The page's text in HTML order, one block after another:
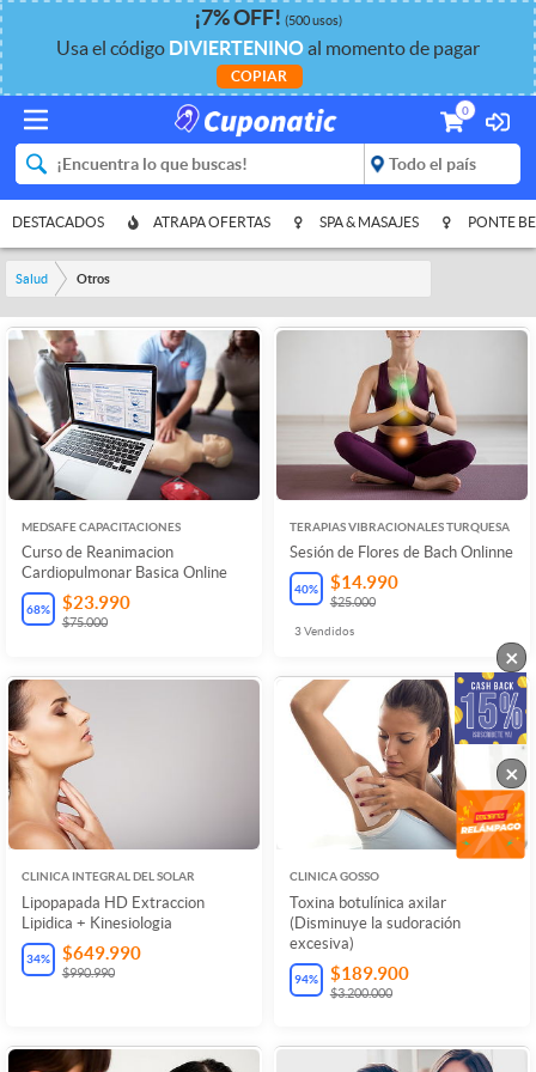
¡7%OFF! (500 usos)
Usa el código DIVIERTENINOal momento de pagar
COPIAR
0
DESTACADOS ATRAPA OFERTAS SPA & MASAJES PONTE
Salud Otros
MEDSAFE CAPACITACIONES
Curso de Reanimacion
Cardiopulmonar Basica Online
68% $23.990
$75.000
TERAPIAS VIBRACIONALES TURQUESA
Sesión de Flores de Bach Onlinne
40% $14.990
$25.000
3Vendidos
CLINICA INTEGRAL DEL SOLAR
Lipopapada HD Extraccion
Lipidica + Kinesiologia
34% $649.990
$990.990
CLINICA GOSSO
Toxina botulínica axilar
(Disminuye la sudoración
excesiva)
94% $189.900
$3.200.000
×
×